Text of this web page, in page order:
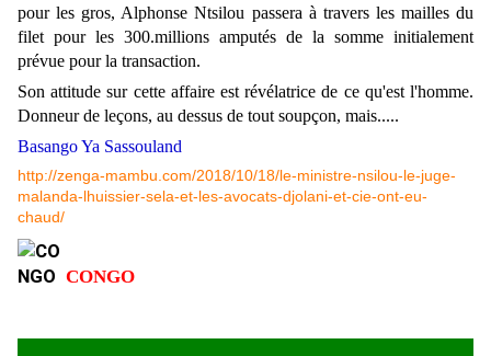
pour les gros, Alphonse Ntsilou passera à travers les mailles du
filet pour les 300.millions amputés de la somme initialement
prévue pour la transaction.
Son attitude sur cette affaire est révélatrice de ce qu'est l'homme.
Donneur de leçons, au dessus de tout soupçon, mais.....
Basango Ya Sassouland
http://zenga-mambu.com/2018/10/18/le-ministre-nsilou-le-juge-
malanda-lhuissier-sela-et-les-avocats-djolani-et-cie-ont-eu-
chaud/
CONGO